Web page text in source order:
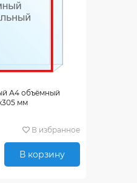
А4 объёмный
мм
В избранное
В корзину